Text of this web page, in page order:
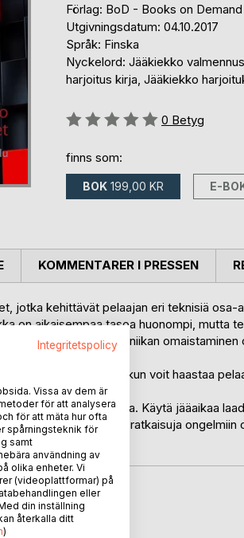
Förlag: BoD - Books on Demand
Utgivningsdatum: 04.10.2017
Språk: Finska
Nyckelord: Jääkiekko
harjoitus kirja, Jääkiekko
Betyg::
0 Betyg
finns som:
BOK 199,00 KR E-
jotka kehittävät pelaajan eri teknisiä osa-
on aikaisempaa tasoa huonompi, mutta
ja uuden tekniikan
myös jäällä, samalla kun voit haastaa
ne.
harjoittelu jääkiekossa. Käytä jääaikaa
olla luova ja löytää ratkaisuja
KOMMENTARER I PRESSEN
BoD
Integritetspolicy
Vissa av dem är
för att analysera
för att mäta hur ofta
spårningsteknik för
samt
användning av
olika enheter. Vi
(videoplattformar) på
eller
din inställning
återkalla ditt
)